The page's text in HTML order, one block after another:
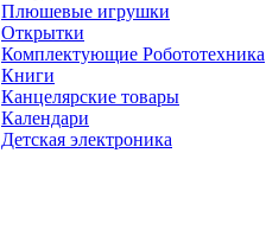
Плюшевые игрушки
Открытки
Комплектующие Робототехника
Книги
Канцелярские товары
Календари
Детская электроника